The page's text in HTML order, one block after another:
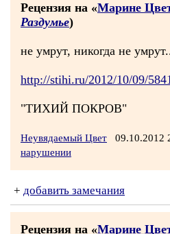
Рецензия на «Марине
Раздумье)
не умрут, никогда не
http://stihi.ru/2012/10/09/
"ТИХИЙ ПОКРОВ"
Неувядаемый Цвет 09.10.2012
нарушении
+ добавить замечания
Рецензия на «Марине